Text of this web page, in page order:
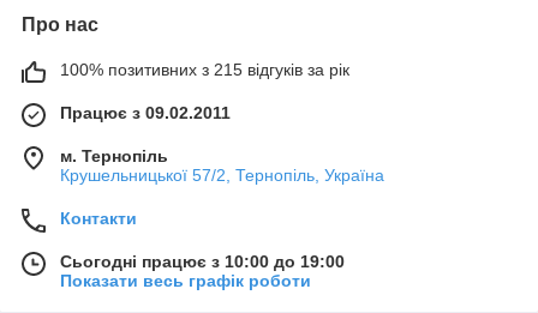
Про нас
100% позитивних з 215 відгуків за рік
Працює з 09.02.2011
м. Тернопіль
Крушельницької 57/2, Тернопіль, Україна
Контакти
Сьогодні працює з 10:00 до 19:00
Показати весь графік роботи